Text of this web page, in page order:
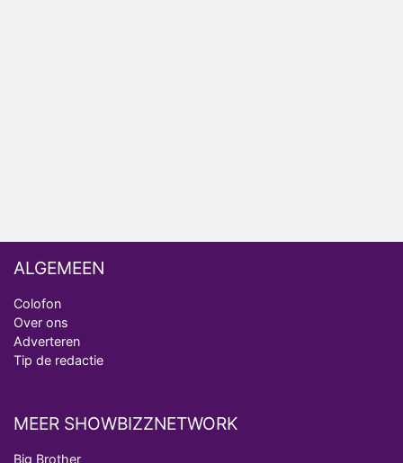
ALGEMEEN
Colofon
Over ons
Adverteren
Tip de redactie
MEER SHOWBIZZNETWORK
Big Brother